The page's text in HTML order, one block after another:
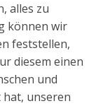
alles zu
können wir
feststellen,
diesem einen
und
unseren